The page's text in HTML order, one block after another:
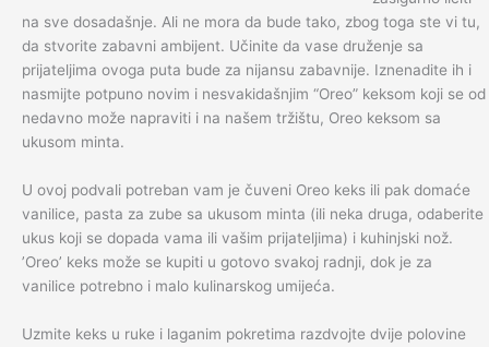
na sve dosadašnje. Ali ne mora da bude tako, zbog toga ste vi tu,
da stvorite zabavni ambijent. Učinite da vase druženje sa
prijateljima ovoga puta bude za nijansu zabavnije. Iznenadite ih i
nasmijte potpuno novim i nesvakidašnjim “Oreo” keksom koji se od
nedavno može napraviti i na našem tržištu, Oreo keksom sa
ukusom minta.
U ovoj podvali potreban vam je čuveni Oreo keks ili pak domaće
vanilice, pasta za zube sa ukusom minta (ili neka druga, odaberite
ukus koji se dopada vama ili vašim prijateljima) i kuhinjski nož.
’Oreo’ keks može se kupiti u gotovo svakoj radnji, dok je za
vanilice potrebno i malo kulinarskog umijeća.
Uzmite keks u ruke i laganim pokretima razdvojte dvije polovine